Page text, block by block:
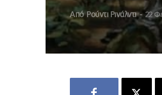
Από Ρούντι Ρινάλντι - 22